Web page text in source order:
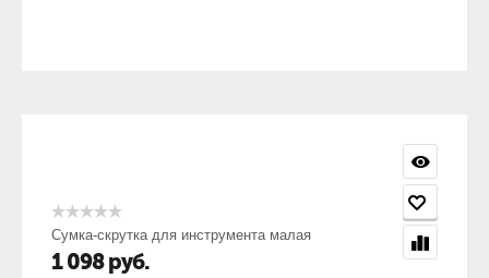
Сумка-скрутка для инструмента малая
1 098 руб.